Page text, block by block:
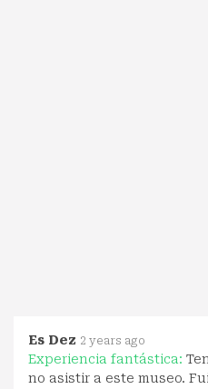
Es Dez 2 years ago
Experiencia fantástica:
no asistir a este museo.